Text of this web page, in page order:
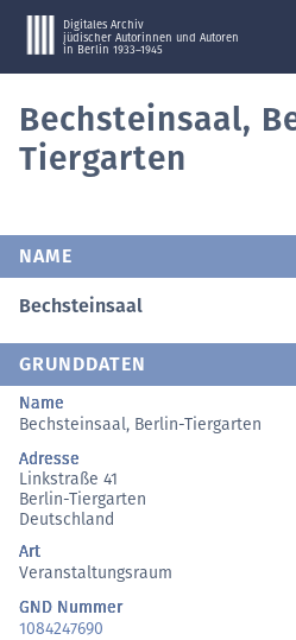
Digitales Archiv
jüdischer Autorinnen und Autoren
in Berlin 1933–1945
Bechsteinsaal,
Tiergarten
NAME
Bechsteinsaal
GRUNDDATEN
Name
Bechsteinsaal, Berlin-Tiergarten
Adresse
Linkstraße 41
Berlin-Tiergarten
Deutschland
Art
Veranstaltungsraum
GND Nummer
1084247690